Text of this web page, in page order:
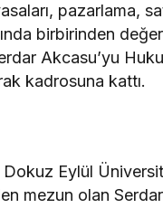
pazarlama,
birbirinden
Akcasu’yu
kadrosuna kattı.
Dokuz Eylül
mezun olan